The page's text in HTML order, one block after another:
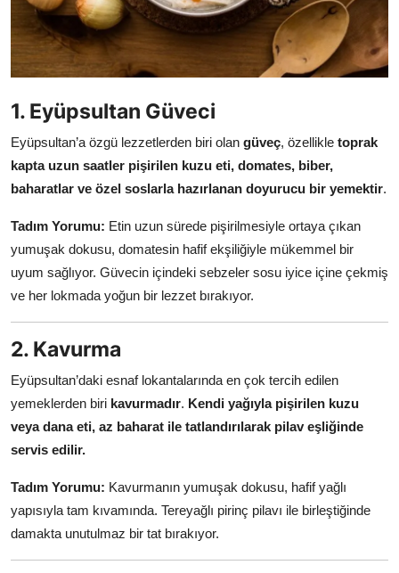
Mutfak Sırları & Teknikler
Gıda Sözlüğü & Nedir?
Yemek Tarifleri & Menüler
1. Eyüpsultan Güveci
Eyüpsultan’a özgü lezzetlerden biri olan güveç, özellikle toprak
kapta uzun saatler pişirilen kuzu eti, domates, biber,
baharatlar ve özel soslarla hazırlanan doyurucu bir yemektir.
Tadım Yorumu: Etin uzun sürede pişirilmesiyle ortaya çıkan
yumuşak dokusu, domatesin hafif ekşiliğiyle mükemmel bir
uyum sağlıyor. Güvecin içindeki sebzeler sosu iyice içine çekmiş
ve her lokmada yoğun bir lezzet bırakıyor.
2. Kavurma
Eyüpsultan’daki esnaf lokantalarında en çok tercih edilen
yemeklerden biri kavurmadır. Kendi yağıyla pişirilen kuzu
veya dana eti, az baharat ile tatlandırılarak pilav eşliğinde
servis edilir.
Tadım Yorumu: Kavurmanın yumuşak dokusu, hafif yağlı
yapısıyla tam kıvamında. Tereyağlı pirinç pilavı ile birleştiğinde
damakta unutulmaz bir tat bırakıyor.